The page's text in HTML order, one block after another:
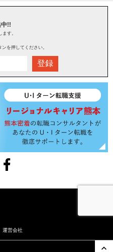
中!!
す。
を押してください。
登録
運営会社